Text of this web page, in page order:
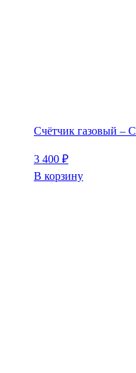
Счётчик газовый –
3 400 ₽
В корзину